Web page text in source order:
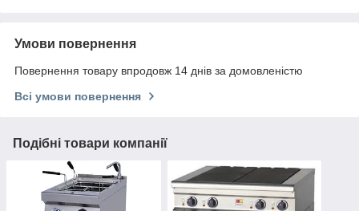
Умови повернення
Повернення товару впродовж 14 днів за домовленістю
Всі умови повернення
Подібні товари компанії